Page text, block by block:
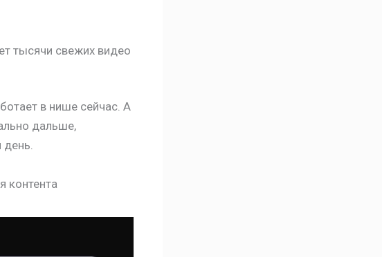
тысячи свежих видео
в нише сейчас. А
дальше,
контента